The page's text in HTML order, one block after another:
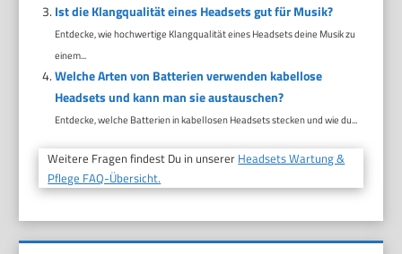
Ist die Klangqualität eines Headsets gut für Musik?
Entdecke, wie hochwertige Klangqualität eines Headsets deine Musik zu
einem...
Welche Arten von Batterien verwenden kabellose
Headsets und kann man sie austauschen?
Entdecke, welche Batterien in kabellosen Headsets stecken und wie du...
Weitere Fragen findest Du in unserer Headsets Wartung &
Pflege FAQ-Übersicht.